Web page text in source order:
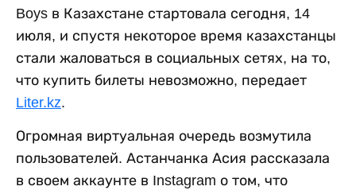
Boys в Казахстане стартовала сегодня, 14
июля, и спустя некоторое время казахстанцы
стали жаловаться в социальных сетях, на то,
что купить билеты невозможно, передает
Liter.kz.
Огромная виртуальная очередь возмутила
пользователей. Астанчанка Асия рассказала
в своем аккаунте в Instagram о том, что